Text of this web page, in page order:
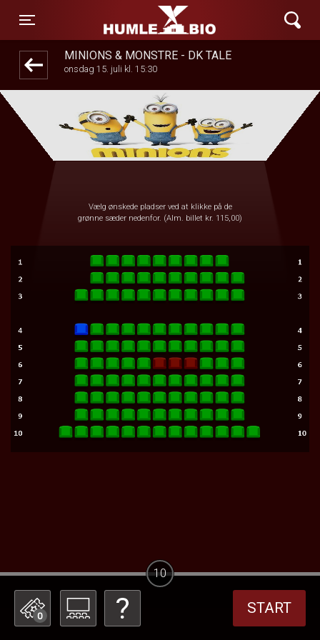
Toggle navigation
Humle Bio
MINIONS & MONSTRE - DK TALE
onsdag 15. juli kl. 15:30
Vælg ønskede pladser ved at klikke på de
grønne sæder nedenfor. (Alm. billet kr. 115,00)
0 START
10
1step-front02 085151